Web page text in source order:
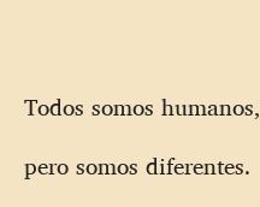
Todos somos humanos,
pero somos diferentes.